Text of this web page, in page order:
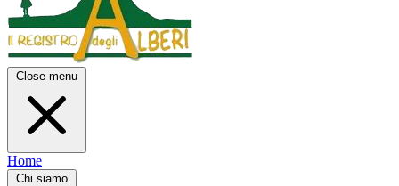
Close menu
Home
Chi siamo